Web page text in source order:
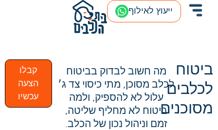
ייעוץ לאילוף
ביטוח
לכלבים
מסוכנים
מה חשוב לבדוק בביטוח
לכלב מסוכן, מתי כיסוי צד ג׳
עלול לא להספיק, ולמה
ביטוח לא מחליף שליטה,
זמם וניהול נכון של הכלב.
קבלו
הצעה
עכשיו